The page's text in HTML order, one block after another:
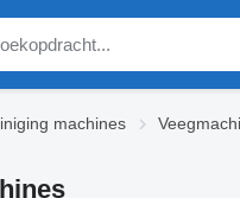
machines